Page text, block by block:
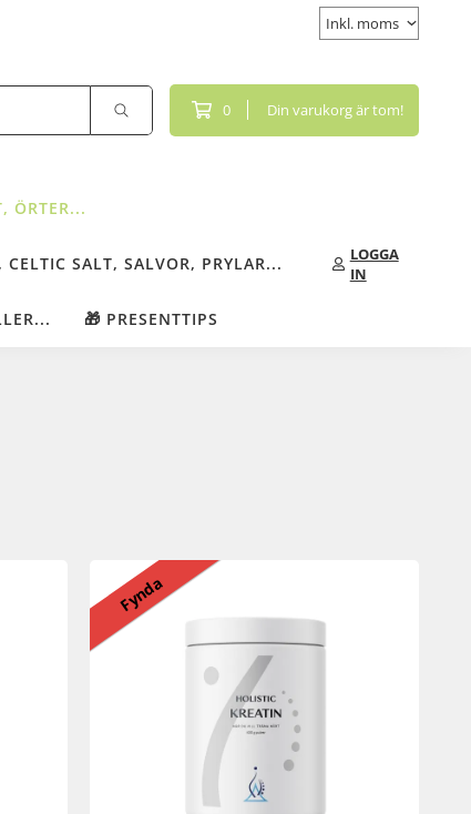
0 Din varukorg är tom!
ÖRTER...
CELTIC SALT, SALVOR, PRYLAR...
🎁 PRESENTTIPS
LOGGA
IN
Fynda